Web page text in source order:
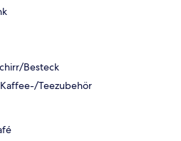
Besteck
Teezubehör